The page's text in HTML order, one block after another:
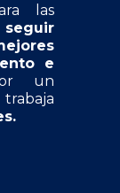
las
seguir
e
un